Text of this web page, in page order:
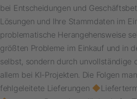
bei Entscheidungen und
Lösungen und Ihre Stammdaten im
problematische Herangehensweise
größten Probleme im Einkauf und in
selbst, sondern durch unvollständige
allem bei KI-Projekten. Die Folgen
fehlgeleitete Lieferungen